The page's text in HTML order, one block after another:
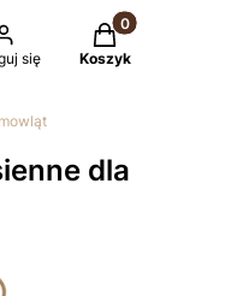
się
Produkty w
Koszyk
dla